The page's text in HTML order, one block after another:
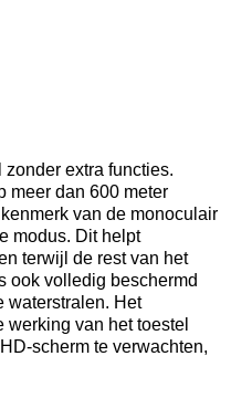
extra functies.
meer dan 600 meter
van de monoculair
modus. Dit helpt
terwijl de rest van het
ook volledig beschermd
waterstralen. Het
van het toestel
scherm te verwachten,